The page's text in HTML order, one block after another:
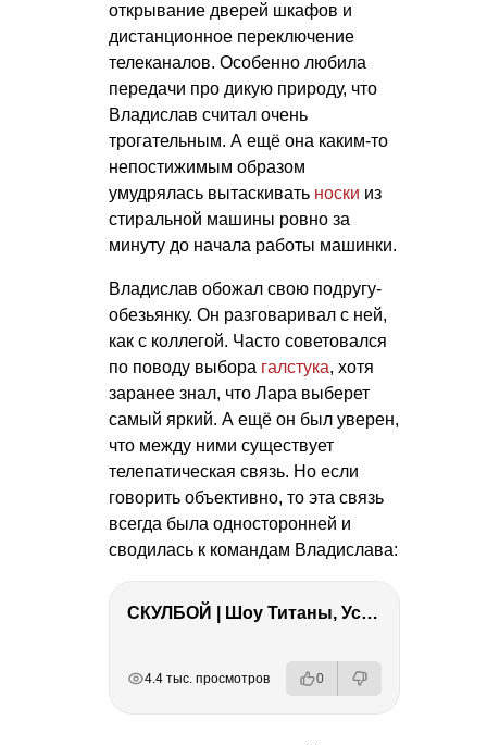
открывание дверей шкафов и
дистанционное переключение
телеканалов. Особенно любила
передачи про дикую природу, что
Владислав считал очень
трогательным. А ещё она каким-то
непостижимым образом
умудрялась вытаскивать носки из
стиральной машины ровно за
минуту до начала работы машинки.
Владислав обожал свою подругу-
обезьянку. Он разговаривал с ней,
как с коллегой. Часто советовался
по поводу выбора галстука, хотя
заранее знал, что Лара выберет
самый яркий. А ещё он был уверен,
что между ними существует
телепатическая связь. Но если
говорить объективно, то эта связь
всегда была односторонней и
сводилась к командам Владислава:
СКУЛБОЙ | Шоу Титаны, Усейн Болт, Ларрат, Зашквар!
4.4 тыс. просмотров 0